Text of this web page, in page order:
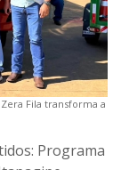
Fila transforma a
Programa